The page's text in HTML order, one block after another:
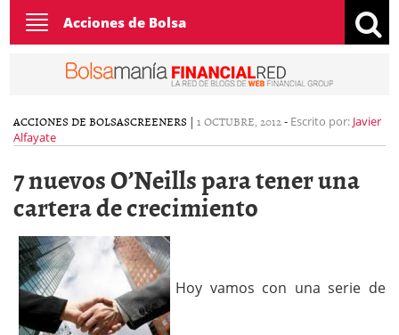
Toggle
navigation
Acciones de Bolsa
ACCIONES DE BOLSASCREENERS | 1 OCTUBRE, 2012- Escrito por: Javier
Alfayate
7 nuevos O’Neills para tener una
cartera de crecimiento
Hoy vamos con una serie de